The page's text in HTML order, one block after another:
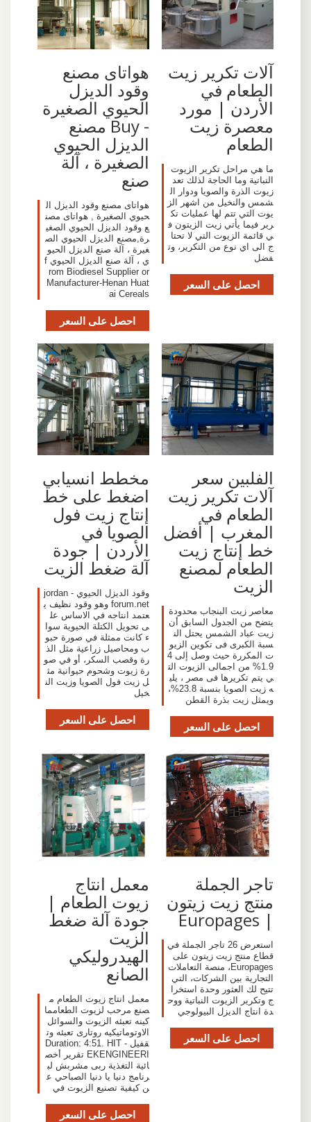
آلات تكرير زيت
الطعام في
الأردن | مورد
معصرة زيت
الطعام
ما هي مراحل تكرير الزيوت
النباتية وما الحاجة لذلك تعد
زيوت الذرة والصويا ودوار ال
شمس والنخيل من اشهر الز
يوت التي تتم لها عمليات تك
رير فيما يأتي زيت الزيتون ف
ي قائمة الزيوت التي لا تحتا
ج الى اي نوع من التكرير، وت
فضل
احصل على السعر
هواتاى مصنع
وقود الديزل
الحيوي الصغيرة
- Buy مصنع
الديزل الحيوي
الصغيرة ، آلة
صنع
هواتاى مصنع وقود الديزل ال
حيوي الصغيرة , هواتاى مصن
ع وقود الديزل الحيوي الصغي
رة,مصنع الديزل الحيوي الص
غيرة ، آلة صنع الديزل الحيو
ي ، آلة صنع الديزل الحيوي f
rom Biodiesel Supplier or
Manufacturer-Henan Huat
ai Cereals
احصل على السعر
الفلبين سعر
آلات تكرير زيت
الطعام في
المغرب | أفضل
خط إنتاج زيت
الطعام لمصنع
الزيت
معاصر زيت البنجاب محدودة
يتضح من الجدول السابق أن
زيت عباد الشمس يحتل الن
سبة الكبرى فى تكوين الزيو
ت المكررة حيث وصل إلى 4
1.9% من اجمالى الزيوت الت
ي يتم تكريرها فى مصر ، يلي
ه زيت الصويا بنسبة 23.8%،
ويمثل زيت بذرة القطن
احصل على السعر
مخطط انسيابي
اضغط على خط
إنتاج زيت فول
الصويا في
الأردن | جودة
آلة ضغط الزيت
وقود الديزل الحيوي - jordan
forum.net وهو وقود نظيف ي
عتمد انتاجه في الاساس عل
ى تحويل الكتلة الحيوية سوا
ء كانت ممثلة في صورة حبو
ب ومحاصيل زراعية مثل الذ
رة وقصب السكر، أو في صو
رة زيوت وشحوم حيوانية مث
ل زيت فول الصويا وزيت الن
خيل
احصل على السعر
تاجر الجملة
منتج زيت زيتون
| Europages
استعرض 26 تاجر الجملة في
قطاع منتج زيت زيتون على
Europages، منصة التعاملات
التجارية بين الشركات، التي
تتيح لك العثور وحدة استخرا
ج وتكرير الزيوت النباتية ووح
دة انتاج الديزل البيولوجي
احصل على السعر
معمل انتاج
زيوت الطعام |
جودة آلة ضغط
الزيت
الهيدروليكي
الصانع
معمل انتاج زيوت الطعام م
صنع مرحب لزيوت الطعامما
كينه تعبئه الزيوت والسوائل
الاوتوماتيكيه روتارى تعبئه وت
قفيل - Duration: 4:51. HIT
EKENGINEERI تقرير أخص
ائية التغذية ربى مشربش لب
رنامج دنيا يا دنيا الصباحي ع
ن كيفية تصنيع الزيوت في
احصل على السعر